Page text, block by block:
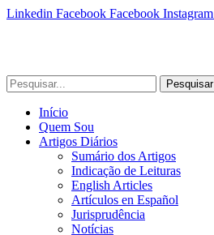
Linkedin Facebook Facebook Instagram
Pesquisar
Início
Quem Sou
Artigos Diários
Sumário dos Artigos
Indicação de Leituras
English Articles
Artículos en Español
Jurisprudência
Notícias